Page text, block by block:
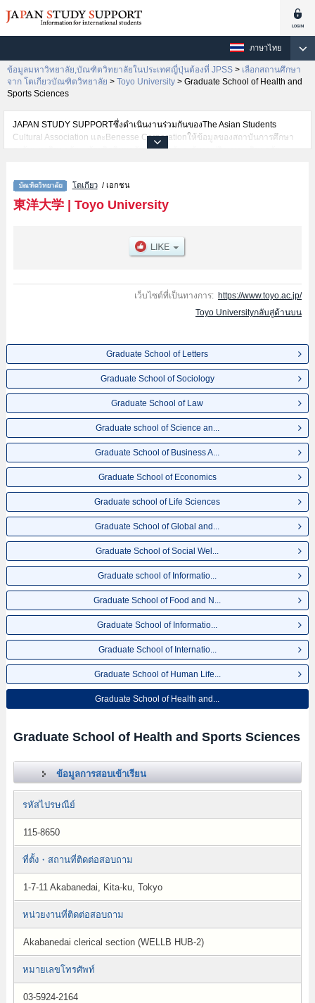
ภาษาไทย
ข้อมูลมหาวิทยาลัย,บัณฑิตวิทยาลัยในประเทศญี่ปุ่นต้องที่ JPSS > เลือกสถานศึกษา
จาก โตเกียวบัณฑิตวิทยาลัย > Toyo University > Graduate School of Health and
Sports Sciences
JAPAN STUDY SUPPORTซึ่งดำเนินงานร่วมกันของThe Asian Students
Cultural Association และBenesse Corporationให้ข้อมูลของสถาบันการศึกษา
ระดับมหาวิทยาลัย・บัณฑิตวิทยาลัย・วิทยาลัยระดับอนุปริญญา・วิทยาลัย
เช่นGraduate School of LettersหรือGraduate School of
SociologyหรือGraduate School of LawหรือGraduate school of Science and
EngineeringหรือGraduate School of Business AdministrationหรือGraduate
School of Global and Regional StudiesหรือGraduate School of Social
WelfareหรือGraduate school of Information Sciences and ArtsหรือGraduate
Tourism ManagementหรือGraduate School of Human Life
DesignหรือGraduate School of Health and Sports Sciences เป็นต้น,ข้อมูลของ
แต่ละสาขาวิจัย,ข้อมูลการสอบคัดเลือกเข้าศึกษาเช่นจำนวนคนที่รับสมัครหรือ
โตเกียว/ เอกชน
東洋大学| Toyo University
เว็บไซต์ที่เป็นทางการ: https://www.toyo.ac.jp/
Toyo Universityกลับสู่ด้านบน
Graduate School of Letters
Graduate School of Sociology
Graduate School of Law
Graduate school of Science an...
Graduate School of Business A...
Graduate School of Economics
Graduate school of Life Sciences
Graduate School of Global and...
Graduate School of Social Wel...
Graduate school of Informatio...
Graduate School of Food and N...
Graduate School of Informatio...
Graduate School of Internatio...
Graduate School of Human Life...
Graduate School of Health and...
Graduate School of Health and Sports Sciences
ข้อมูลการสอบเข้าเรียน
รหัสไปรษณีย์
115-8650
ที่ตั้ง・สถานที่ติดต่อสอบถาม
1-7-11 Akabanedai, Kita-ku, Tokyo
หน่วยงานที่ติดต่อสอบถาม
Akabanedai clerical section (WELLB HUB-2)
หมายเลขโทรศัพท์
03-5924-2164